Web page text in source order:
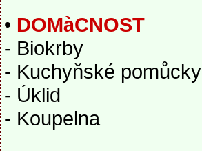
• DOMàCNOST
- Biokrby
- Kuchyňské pomůcky
- Úklid
- Koupelna